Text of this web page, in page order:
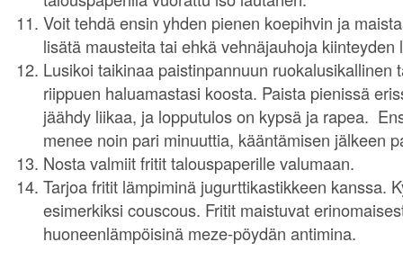
Voit tehdä ensin yhden pienen koepihvin ja
lisätä mausteita tai ehkä vehnäjauhoja kiinteyden
Lusikoi taikinaa paistinpannuun ruokalusikallinen
riippuen haluamastasi koosta. Paista pienissä
jäähdy liikaa, ja lopputulos on kypsä ja rapea.
menee noin pari minuuttia, kääntämisen jälkeen
Nosta valmiit fritit talouspaperille valumaan.
Tarjoa fritit lämpiminä jugurttikastikkeen kanssa.
esimerkiksi couscous. Fritit maistuvat
huoneenlämpöisinä meze-pöydän antimina.